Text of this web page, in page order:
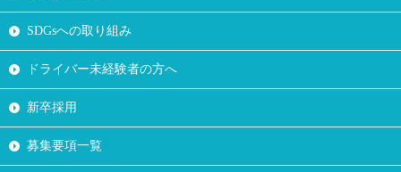
SDGsへの取り組み
ドライバー未経験者の方へ
新卒採用
募集要項一覧